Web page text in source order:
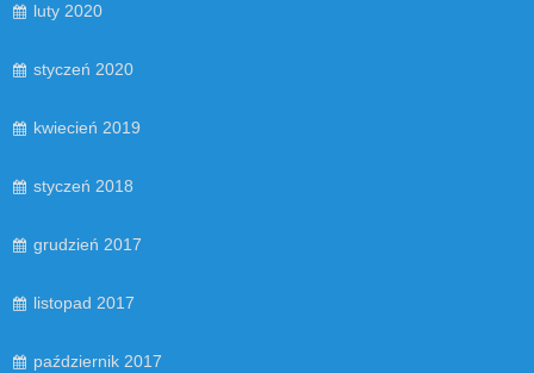
luty 2020
styczeń 2020
kwiecień 2019
styczeń 2018
grudzień 2017
listopad 2017
październik 2017